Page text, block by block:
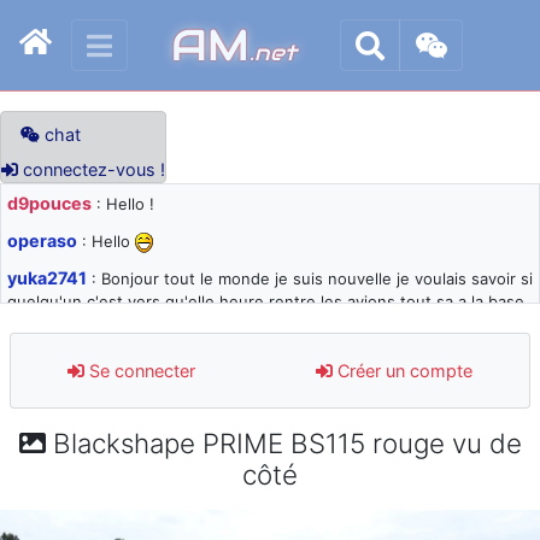
AM.net
chat
connectez-vous !
d9pouces : Hello !
operaso : Hello
yuka2741 : Bonjour tout le monde je suis nouvelle je voulais savoir si
quelqu'un c'est vers qu'elle heure rentre les avions tout sa a la base
d9pouces: désolé pour les quelques blocages du site ces derniers
jours : je teste des méthodes contre le spam et les bots trop nocifs
paxwax : Super, la nouvelle bannière
Se connecter Créer un compte
Blackshape PRIME BS115 rouge vu de
côté